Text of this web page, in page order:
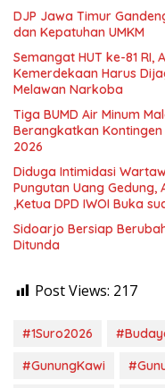
DJP Jawa Timur
dan Kepatuhan UMKM
Semangat HUT ke-81 RI,
Kemerdekaan Harus
Melawan Narkoba
Tiga BUMD Air Minum
Berangkatkan Kontingen
2026
Diduga Intimidasi
Pungutan Uang Gedung,
,Ketua DPD IWOI Buka
Sidoarjo Bersiap
Ditunda
Post Views: 217
#1Suro2026
#GunungKawi